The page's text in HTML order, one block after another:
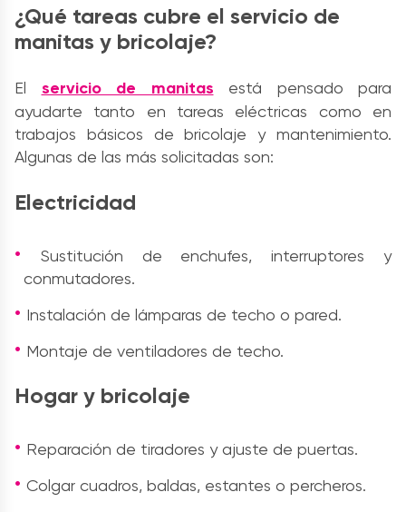
¿Qué tareas cubre el servicio de
manitas y bricolaje?
El servicio de manitas está pensado para
ayudarte tanto en tareas eléctricas como en
trabajos básicos de bricolaje y mantenimiento.
Algunas de las más solicitadas son:
Electricidad
Sustitución de enchufes, interruptores y
conmutadores.
Instalación de lámparas de techo o pared.
Montaje de ventiladores de techo.
Hogar y bricolaje
Reparación de tiradores y ajuste de puertas.
Colgar cuadros, baldas, estantes o percheros.